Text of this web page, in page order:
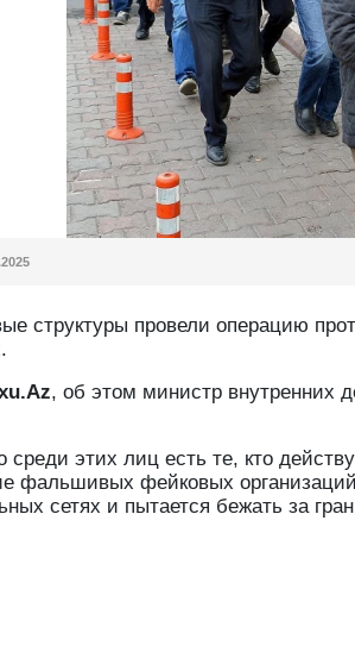
структуры провели операцию
, об этом министр внутренних
среди этих лиц есть те, кто
фальшивых фейковых
сетях и пытается бежать за